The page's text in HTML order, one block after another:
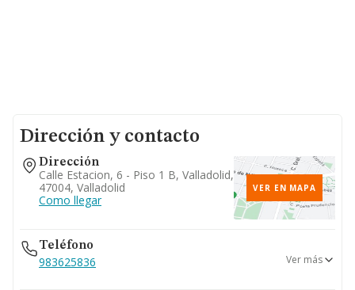
Dirección y contacto
Dirección
Calle Estacion, 6 - Piso 1 B, Valladolid,
47004, Valladolid
Como llegar
VER EN MAPA
Teléfono
983625836 Ver más